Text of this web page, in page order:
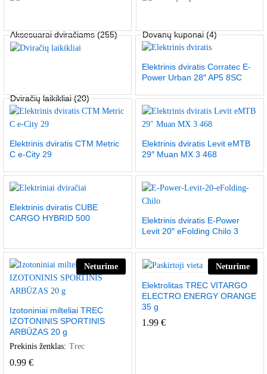
Aksesuarai dviračiams(255) Dovanų kuponai(4)
Dviračių laikikliai(20)
Elektrinis dviratis Corratec E-
Power Urban 28″ AP5 8SC
Elektrinis dviratis CTM Metric
C e-City 29
Elektrinis dviratis Levit eMTB
29″ Muan MX 3 468
Elektrinis dviratis CUBE
CARGO HYBRID 500
Elektrinis dviratis E-Power
Levit 20″ eFolding Chilo 3
Neturime
Izotoniniai milteliai TREC
IZOTONINIS SPORTINIS
ARBŪZAS 20 g
Prekinis ženklas: Trec
0.99 €
Neturime
Elektrolitas TREC VITARGO
ELECTRO ENERGY ORANGE
35 g
1.99 €